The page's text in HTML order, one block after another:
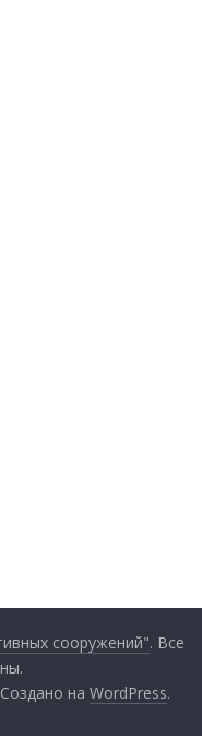
сооружений". Все
наWordPress.